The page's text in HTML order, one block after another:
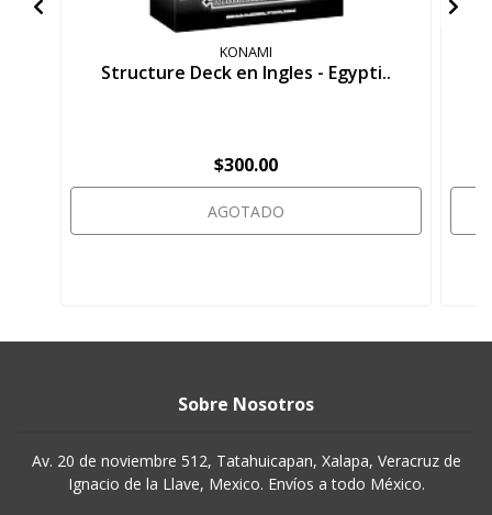
KONAMI
Structure Deck en Ingles - Egypti..
$300.00
AGOTADO
Sobre Nosotros
Av. 20 de noviembre 512, Tatahuicapan, Xalapa, Veracruz de
Ignacio de la Llave, Mexico. Envíos a todo México.